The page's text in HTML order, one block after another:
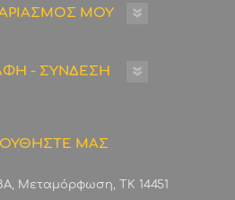
ΜΟΥ
- ΣΥΝΔΕΣΗ
ΜΑΣ
Μεταμόρφωση, ΤΚ 14451